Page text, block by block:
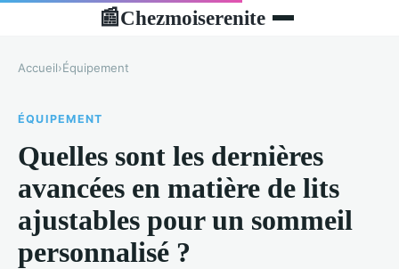
📰Chezmoiserenite
Accueil›Équipement
ÉQUIPEMENT
Quelles sont les dernières
avancées en matière de lits
ajustables pour un sommeil
personnalisé ?